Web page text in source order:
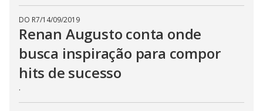
DO R7/14/09/2019
Renan Augusto conta onde
busca inspiração para compor
hits de sucesso
.